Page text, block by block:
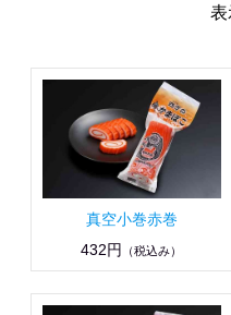
真空小巻赤巻
432円
（税込み）